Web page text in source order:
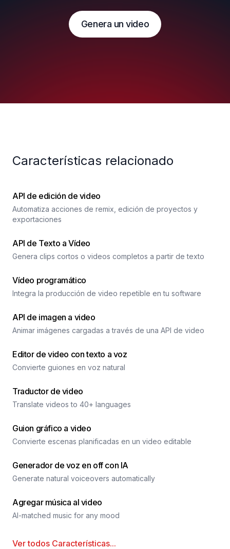
Genera un video
Características relacionado
API de edición de video
Automatiza acciones de remix, edición de proyectos y
exportaciones
API de Texto a Vídeo
Genera clips cortos o videos completos a partir de texto
Vídeo programático
Integra la producción de video repetible en tu software
API de imagen a video
Animar imágenes cargadas a través de una API de video
Editor de video con texto a voz
Convierte guiones en voz natural
Traductor de video
Translate videos to 40+ languages
Guion gráfico a video
Convierte escenas planificadas en un video editable
Generador de voz en off con IA
Generate natural voiceovers automatically
Agregar música al video
AI-matched music for any mood
Ver todos Características...